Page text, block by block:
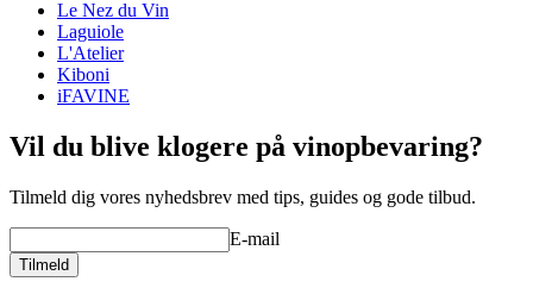
Le Nez du Vin
Laguiole
L'Atelier
Kiboni
iFAVINE
Vil du blive klogere på vinopbevaring?
Tilmeld dig vores nyhedsbrev med tips, guides og gode tilbud.
E-mail
Tilmeld